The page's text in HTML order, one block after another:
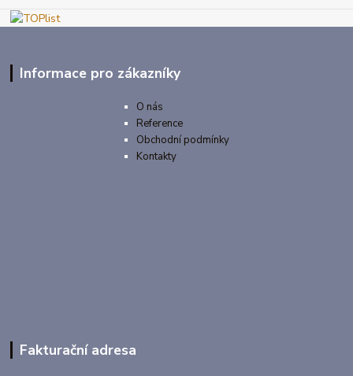
Informace pro zákazníky
O nás
Reference
Obchodní podmínky
Kontakty
Fakturační adresa